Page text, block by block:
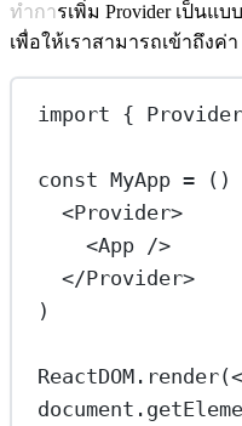
ทำการเพิ่ม Provider เป็นแ
เพื่อให้เราสามารถเข้าถึงค่า
import {
const MyApp =
<Provider>
<App />
</Provider>
)
ReactDOM. render
document.